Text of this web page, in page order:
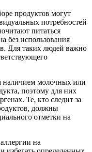
продуктов могут
потребностей
питаться
без использования
Для таких людей важно
наличием молочных или
поэтому для них
Те, кто следит за
должны
отметки на
на